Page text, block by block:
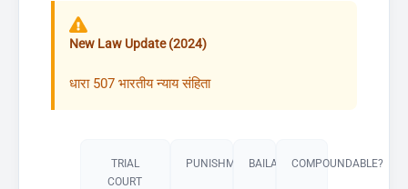
New Law Update (2024)
धारा 507 भारतीय न्याय संहिता
TRIAL
COURT
PUNISHMENT​BAILABLE?COMPOUNDABLE?